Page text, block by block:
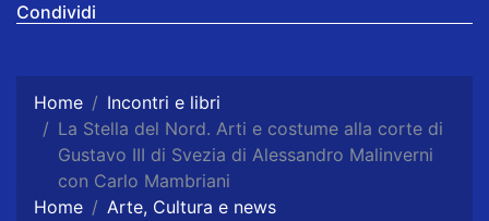
Condividi
Home
Incontri e libri
La Stella del Nord. Arti e costume alla corte di
Gustavo III di Svezia di Alessandro Malinverni
con Carlo Mambriani
Home
Arte, Cultura e news